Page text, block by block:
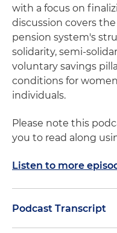
with a focus on
discussion covers
pension system's
solidarity, semi-
voluntary savings
conditions for
individuals.
Please note this
you to read along
Listen to more
Podcast Transcript